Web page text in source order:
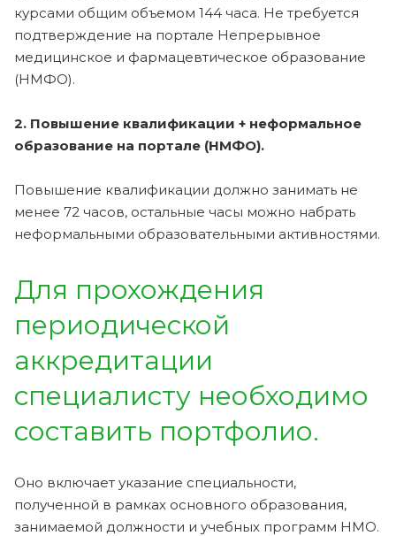
курсами общим объемом 144 часа. Не требуется
подтверждение на портале Непрерывное
медицинское и фармацевтическое образование
(НМФО).
2. Повышение квалификации + неформальное
образование на портале (НМФО).
Повышение квалификации должно занимать не
менее 72 часов, остальные часы можно набрать
неформальными образовательными активностями.
Для прохождения
периодической
аккредитации
специалисту необходимо
составить портфолио.
Оно включает указание специальности,
полученной в рамках основного образования,
занимаемой должности и учебных программ НМО.